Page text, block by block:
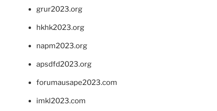
grur2023.org
hkhk2023.org
napm2023.org
apsdfd2023.org
forumausape2023.com
imkl2023.com